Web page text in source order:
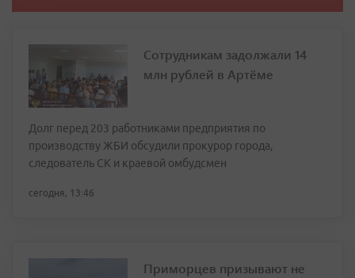
Сотрудникам задолжали 14
млн рублей в Артёме
Долг перед 203 работниками предприятия по
производству ЖБИ обсудили прокурор города,
следователь СК и краевой омбудсмен
сегодня, 13:46
Приморцев призывают не